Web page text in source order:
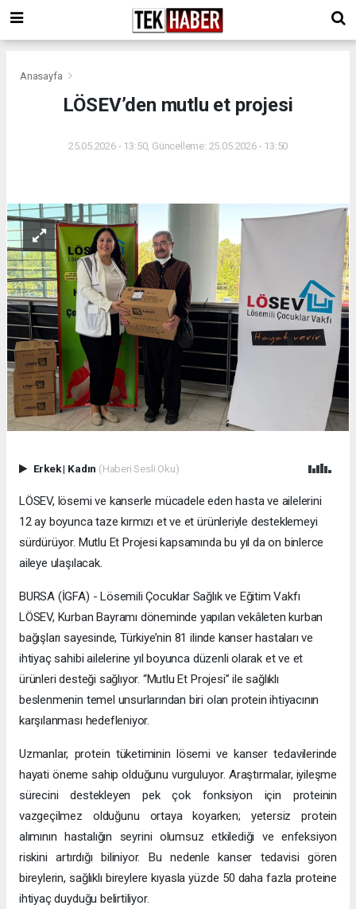
Anasayfa
LÖSEV’den mutlu et projesi
25.05.2026 - 13:50, Güncelleme: 25.05.2026 - 13:50
Erkek| Kadın (Haberi Sesli Oku)
LÖSEV, lösemi ve kanserle mücadele eden hasta ve ailelerini
12 ay boyunca taze kırmızı et ve et ürünleriyle desteklemeyi
sürdürüyor. Mutlu Et Projesi kapsamında bu yıl da on binlerce
aileye ulaşılacak.
BURSA (İGFA) - Lösemili Çocuklar Sağlık ve Eğitim Vakfı
LÖSEV, Kurban Bayramı döneminde yapılan vekâleten kurban
bağışları sayesinde, Türkiye’nin 81 ilinde kanser hastaları ve
ihtiyaç sahibi ailelerine yıl boyunca düzenli olarak et ve et
ürünleri desteği sağlıyor. “Mutlu Et Projesi” ile sağlıklı
beslenmenin temel unsurlarından biri olan protein ihtiyacının
karşılanması hedefleniyor.
Uzmanlar, protein tüketiminin lösemi ve kanser tedavilerinde
hayati öneme sahip olduğunu vurguluyor. Araştırmalar, iyileşme
sürecini destekleyen pek çok fonksiyon için proteinin
vazgeçilmez olduğunu ortaya koyarken; yetersiz protein
alımının hastalığın seyrini olumsuz etkilediği ve enfeksiyon
riskini artırdığı biliniyor. Bu nedenle kanser tedavisi gören
bireylerin, sağlıklı bireylere kıyasla yüzde 50 daha fazla proteine
ihtiyaç duyduğu belirtiliyor.